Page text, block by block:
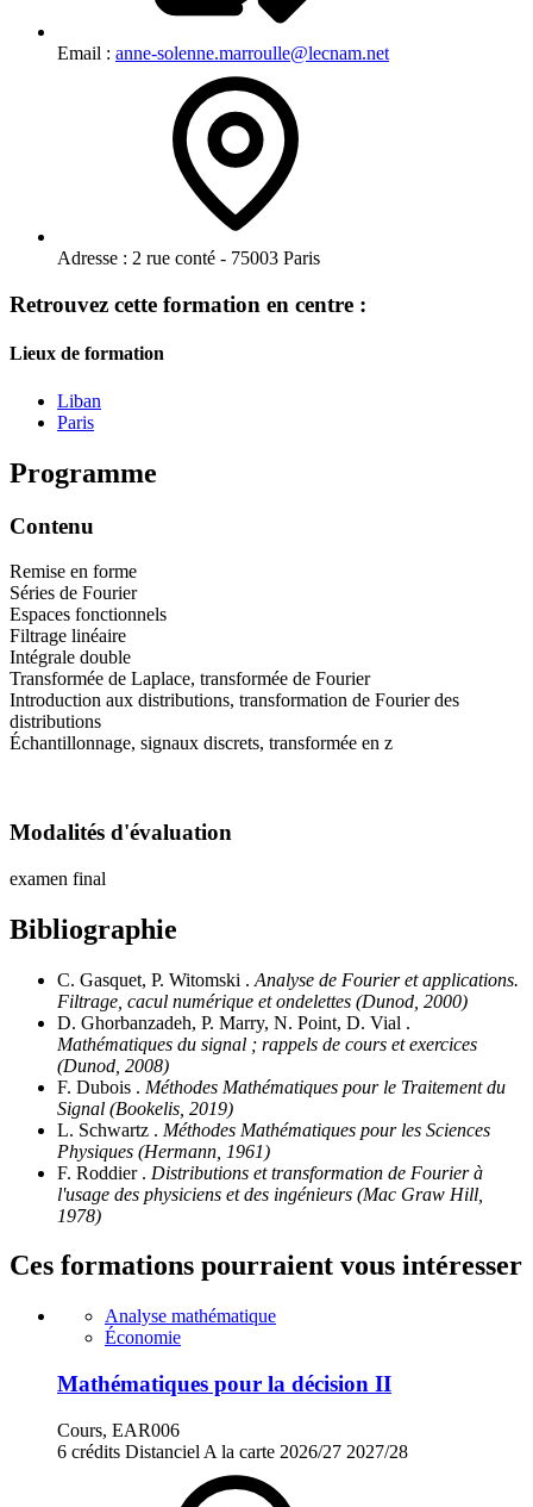
Email : anne-solenne.marroulle@lecnam.net
Adresse : 2 rue conté - 75003 Paris
Retrouvez cette formation en centre :
Lieux de formation
Liban
Paris
Programme
Contenu
Remise en forme
Séries de Fourier
Espaces fonctionnels
Filtrage linéaire
Intégrale double
Transformée de Laplace, transformée de Fourier
Introduction aux distributions, transformation de Fourier des
distributions
Échantillonnage, signaux discrets, transformée en z
Modalités d'évaluation
examen final
Bibliographie
C. Gasquet, P. Witomski . Analyse de Fourier et applications.
Filtrage, cacul numérique et ondelettes (Dunod, 2000)
D. Ghorbanzadeh, P. Marry, N. Point, D. Vial .
Mathématiques du signal ; rappels de cours et exercices
(Dunod, 2008)
F. Dubois . Méthodes Mathématiques pour le Traitement du
Signal (Bookelis, 2019)
L. Schwartz . Méthodes Mathématiques pour les Sciences
Physiques (Hermann, 1961)
F. Roddier . Distributions et transformation de Fourier à
l'usage des physiciens et des ingénieurs (Mac Graw Hill,
1978)
Ces formations pourraient vous intéresser
Analyse mathématique
Économie
Mathématiques pour la décision II
Cours, EAR006
6 crédits Distanciel A la carte 2026/27 2027/28